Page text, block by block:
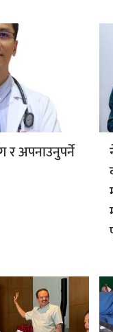
र अपनाउनुपर्ने